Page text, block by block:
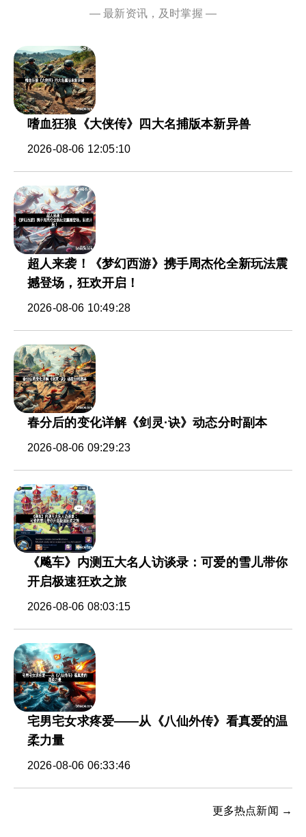
— 最新资讯，及时掌握 —
嗜血狂狼《大侠传》四大名捕版本新异兽
2026-08-06 12:05:10
超人来袭！《梦幻西游》携手周杰伦全新玩法震
撼登场，狂欢开启！
2026-08-06 10:49:28
春分后的变化详解《剑灵·诀》动态分时副本
2026-08-06 09:29:23
《飚车》内测五大名人访谈录：可爱的雪儿带你
开启极速狂欢之旅
2026-08-06 08:03:15
宅男宅女求疼爱——从《八仙外传》看真爱的温
柔力量
2026-08-06 06:33:46
更多热点新闻 →